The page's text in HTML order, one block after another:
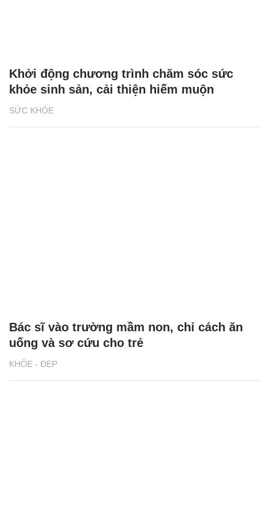
SỨC KHỎE
Khởi động chương trình chăm sóc sức
khỏe sinh sản, cải thiện hiếm muộn
KHỎE - ĐẸP
Bác sĩ vào trường mầm non, chỉ cách ăn
uống và sơ cứu cho trẻ